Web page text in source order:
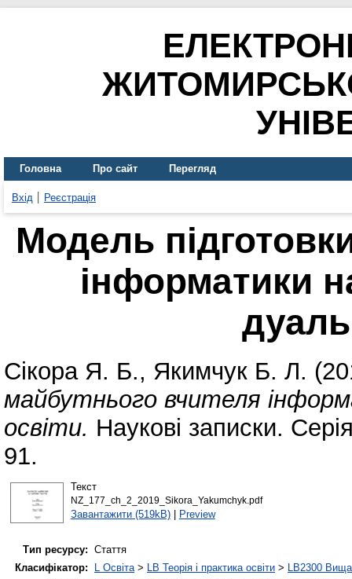
Головна Про сайт Перегляд
Вхід Реєстрація
Модель
інформатики
Сікора Я. Б., Якимчук Б. Л.
майбутнього вчителя
освіти. Наукові записки.
91.
Текст
NZ_177_ch_2_2019_Sikora_Yakumchyk.pdf
Завантажити (519kB)| Preview
Тип ресурсу: Стаття
Класифікатор:
L Освіта> LB Теорія і практика освіти > LB2300 Вища